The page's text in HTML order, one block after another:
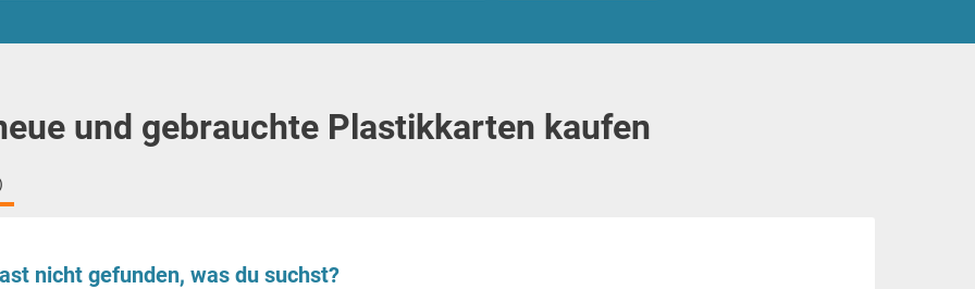
und gebrauchte Plastikkarten kaufen
nicht gefunden, was du suchst?